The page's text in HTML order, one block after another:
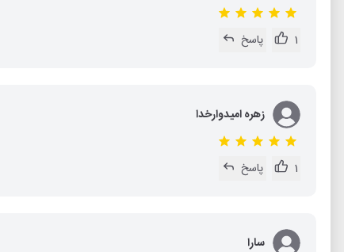
1 پاسخ
زهره امیدوارخدا
1 پاسخ
سارا